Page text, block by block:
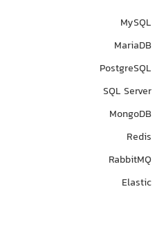
MySQL
MariaDB
PostgreSQL
SQL Server
MongoDB
Redis
RabbitMQ
Elastic